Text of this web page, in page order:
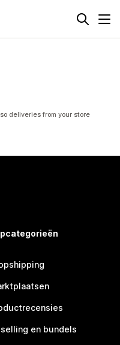
deliveries from your store
en bundels